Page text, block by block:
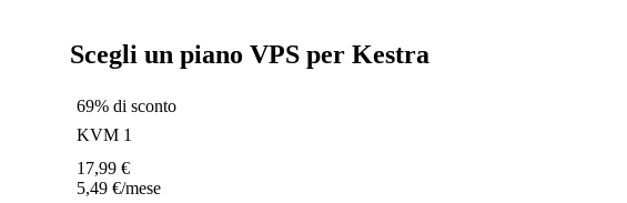
Scegli un piano VPS per Kestra
69% di sconto
KVM 1
17,99 €
5,49 €/mese